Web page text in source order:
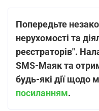
Попередьте
нерухомості та
реєстраторів".
SMS-Маяк та
будь-які дії щодо
посиланням.